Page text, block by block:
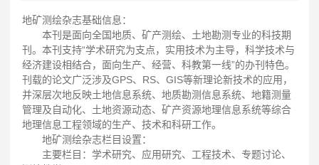
地矿测绘杂志基础信息：
本刊是面向全国地质、矿产测绘、土地勘测专业的科技期
刊。本刊支持“学术研究为支点，实用技术为主导，科学技术与
经济建设相结合，面向生产、经营、科教第一线”的办刊特色。
刊载的论文广泛涉及GPS、RS、GIS等新理论新技术的应用，
并深层次地反映土地信息系统、地质勘测信息系统、地籍测量
管理及自动化、土地资源动态、矿产资源地理信息系统等综合
地理信息工程领域的生产、技术和科研工作。
地矿测绘杂志栏目设置：
主要栏目：学术研究、应用研究、工程技术、专题讨论、